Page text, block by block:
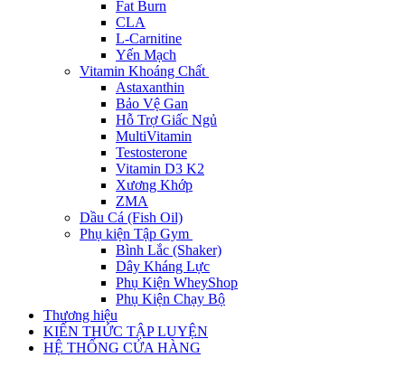
Fat Burn
CLA
L-Carnitine
Yến Mạch
Vitamin Khoáng Chất
Astaxanthin
Bảo Vệ Gan
Hỗ Trợ Giấc Ngủ
MultiVitamin
Testosterone
Vitamin D3 K2
Xương Khớp
ZMA
Dầu Cá (Fish Oil)
Phụ kiện Tập Gym
Bình Lắc (Shaker)
Dây Kháng Lực
Phụ Kiện WheyShop
Phụ Kiện Chạy Bộ
Thương hiệu
KIẾN THỨC TẬP LUYỆN
HỆ THỐNG CỬA HÀNG